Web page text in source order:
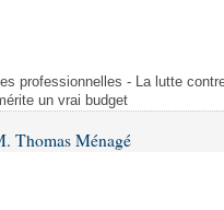
professionnelles - La lutte
un vrai budget
Thomas Ménagé